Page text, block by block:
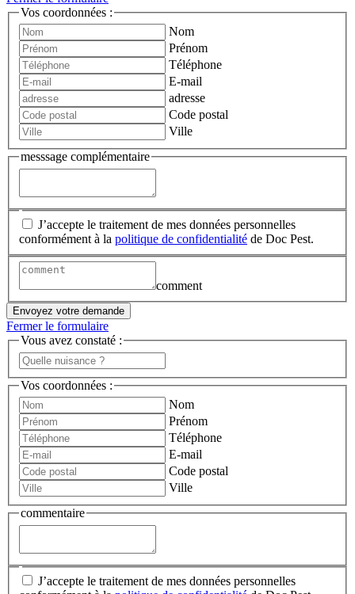
Vos coordonnées :
Nom
Prénom
Téléphone
E-mail
adresse
Code postal
Ville
messsage complémentaire
J’accepte le traitement de mes données personnelles
conformément à la politique de confidentialité de Doc Pest.
comment
Envoyez votre demande
Fermer le formulaire
Vous avez constaté :
Vos coordonnées :
Nom
Prénom
Téléphone
E-mail
Code postal
Ville
commentaire
J’accepte le traitement de mes données personnelles